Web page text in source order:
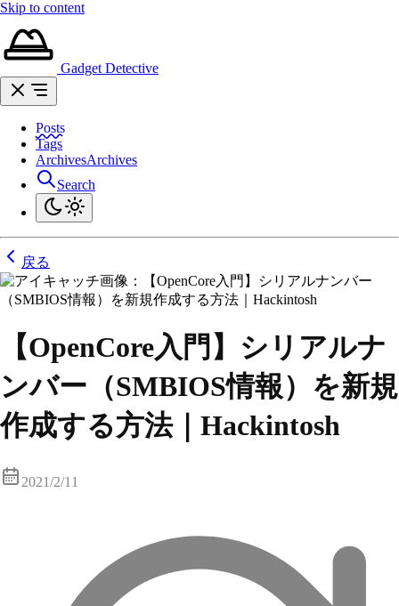
Skip to content
Gadget Detective
Posts
Tags
ArchivesArchives
Search
戻る
【OpenCore入門】シリアルナ
ンバー（SMBIOS情報）を新規
作成する方法｜Hackintosh
2021/2/11